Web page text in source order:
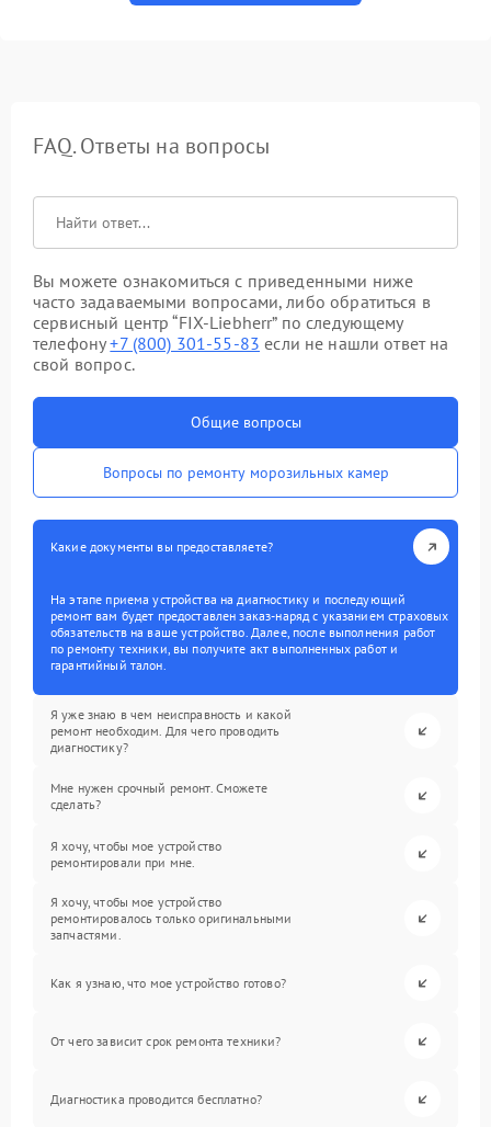
FAQ. Ответы на вопросы
Вы можете ознакомиться с приведенными ниже
часто задаваемыми вопросами, либо обратиться в
сервисный центр “FIX-Liebherr” по следующему
телефону+7 (800) 301-55-83 если не нашли ответ на
свой вопрос.
Общие вопросы
Вопросы по ремонту морозильных камер
Какие документы вы предоставляете?
На этапе приема устройства на диагностику и последующий
ремонт вам будет предоставлен заказ-наряд с указанием страховых
обязательств на ваше устройство. Далее, после выполнения работ
по ремонту техники, вы получите акт выполненных работ и
гарантийный талон.
Я уже знаю в чем неисправность и какой
ремонт необходим. Для чего проводить
диагностику?
Мне нужен срочный ремонт. Сможете
сделать?
Я хочу, чтобы мое устройство
ремонтировали при мне.
Я хочу, чтобы мое устройство
ремонтировалось только оригинальными
запчастями.
Как я узнаю, что мое устройство готово?
От чего зависит срок ремонта техники?
Диагностика проводится бесплатно?